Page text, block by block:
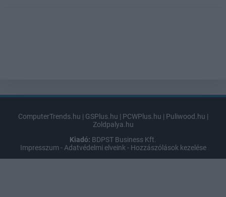
ComputerTrends.hu | GSPlus.hu | PCWPlus.hu | Puliwood.hu |
Zoldpalya.hu
Kiadó: BDPST Business Kft.
Impresszum - Adatvédelmi elveink - Hozzászólások kezelése